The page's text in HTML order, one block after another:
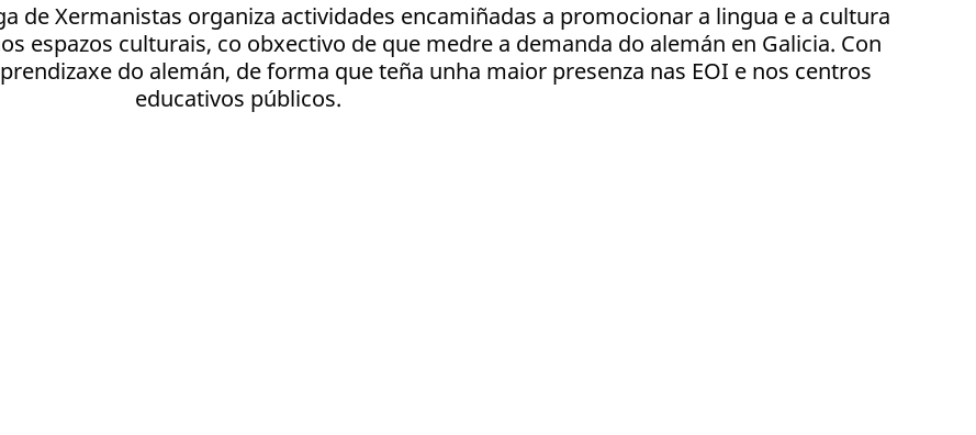
de Xermanistas organiza actividades encamiñadas a promocionar a lingua e a cultura
espazos culturais, co obxectivo de que medre a demanda do alemán en Galicia. Con
do alemán, de forma que teña unha maior presenza nas EOI e nos centros
educativos públicos.